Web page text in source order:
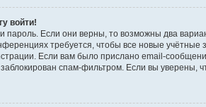
войти!
пароль. Если они верны, то возможны два
требуется, чтобы все новые
Если вам было прислано email-
спам-фильтром. Если вы уверены,